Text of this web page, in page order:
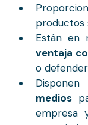
productos
Están en
ventaja
o
medios
empresa